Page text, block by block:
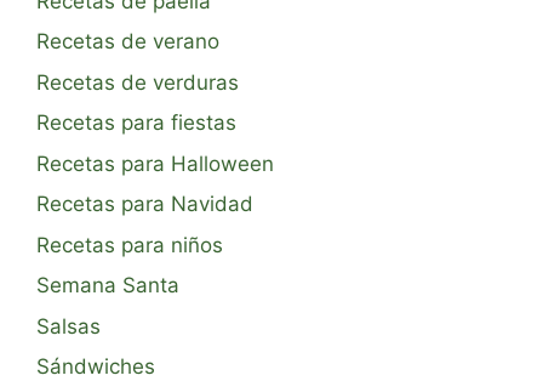
Recetas de verano
Recetas de verduras
Recetas para fiestas
Recetas para Halloween
Recetas para Navidad
Recetas para niños
Semana Santa
Salsas
Sándwiches